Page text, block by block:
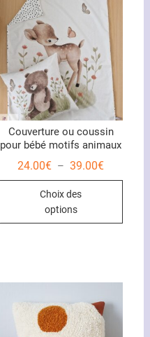
Couverture ou coussin
pour bébé motifs animaux
24.00€ – 39.00€Plage
Choix des
options